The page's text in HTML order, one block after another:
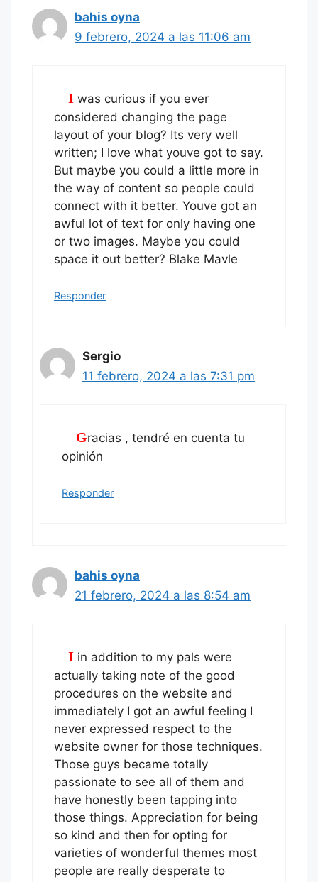
bahis oyna
9 febrero, 2024 a las 11:06 am
I was curious if you ever
considered changing the page
layout of your blog? Its very well
written; I love what youve got to say.
But maybe you could a little more in
the way of content so people could
connect with it better. Youve got an
awful lot of text for only having one
or two images. Maybe you could
space it out better? Blake Mavle
Responder
Sergio
11 febrero, 2024 a las 7:31 pm
Gracias , tendré en cuenta tu
opinión
Responder
bahis oyna
21 febrero, 2024 a las 8:54 am
I in addition to my pals were
actually taking note of the good
procedures on the website and
immediately I got an awful feeling I
never expressed respect to the
website owner for those techniques.
Those guys became totally
passionate to see all of them and
have honestly been tapping into
those things. Appreciation for being
so kind and then for opting for
varieties of wonderful themes most
people are really desperate to